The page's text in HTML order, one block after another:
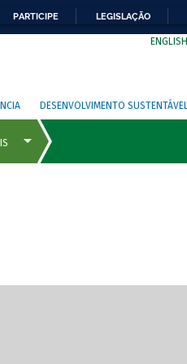
PARTICIPE LEGISLAÇÃO
ENGLISH
DESENVOLVIMENTO SUSTENTÁVEL
de